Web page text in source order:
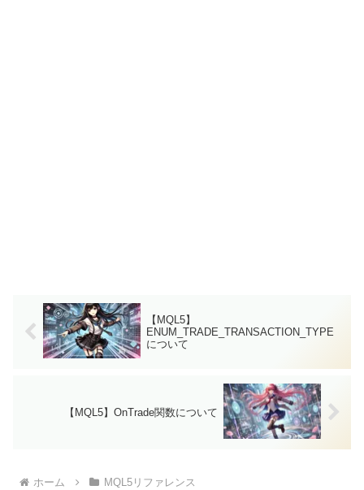
【MQL5】
ENUM_TRADE_TRANSACTION_TYPE
について
【MQL5】OnTrade関数について
ホーム MQL5リファレンス